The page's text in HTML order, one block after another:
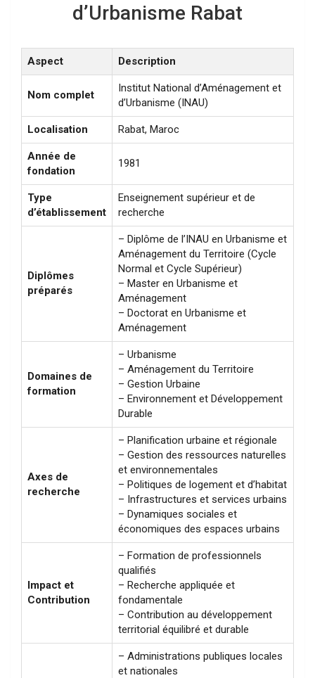
d’Urbanisme Rabat
Aspect Description
Nom complet
Institut National d’Aménagement et
d’Urbanisme (INAU)
Localisation Rabat, Maroc
Année de
fondation
1981
Type
d’établissement
Enseignement supérieur et de
recherche
Diplômes
préparés
– Diplôme de l’INAU en Urbanisme et
Aménagement du Territoire (Cycle
Normal et Cycle Supérieur)
– Master en Urbanisme et
Aménagement
– Doctorat en Urbanisme et
Aménagement
Domaines de
formation
– Urbanisme
– Aménagement du Territoire
– Gestion Urbaine
– Environnement et Développement
Durable
Axes de
recherche
– Planification urbaine et régionale
– Gestion des ressources naturelles
et environnementales
– Politiques de logement et d’habitat
– Infrastructures et services urbains
– Dynamiques sociales et
économiques des espaces urbains
Impact et
Contribution
– Formation de professionnels
qualifiés
– Recherche appliquée et
fondamentale
– Contribution au développement
territorial équilibré et durable
– Administrations publiques locales
et nationales